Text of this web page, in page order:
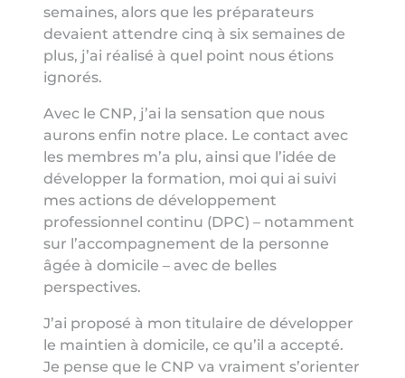
semaines, alors que les préparateurs
devaient attendre cinq à six semaines de
plus, j’ai réalisé à quel point nous étions
ignorés.
Avec le CNP, j’ai la sensation que nous
aurons enfin notre place. Le contact avec
les membres m’a plu, ainsi que l’idée de
développer la formation, moi qui ai suivi
mes actions de développement
professionnel continu (DPC) – notamment
sur l’accompagnement de la personne
âgée à domicile – avec de belles
perspectives.
J’ai proposé à mon titulaire de développer
le maintien à domicile, ce qu’il a accepté.
Je pense que le CNP va vraiment s’orienter